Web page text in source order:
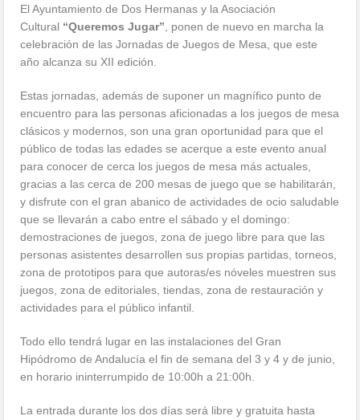
El Ayuntamiento de Dos Hermanas y la Asociación
Cultural “Queremos Jugar” , ponen de nuevo en marcha la
celebración de las Jornadas de Juegos de Mesa, que este
año alcanza su XII edición.
Estas jornadas, además de suponer un magnífico punto de
encuentro para las personas aficionadas a los juegos de mesa
clásicos y modernos, son una gran oportunidad para que el
público de todas las edades se acerque a este evento anual
para conocer de cerca los juegos de mesa más actuales,
gracias a las cerca de 200 mesas de juego que se habilitarán,
y disfrute con el gran abanico de actividades de ocio saludable
que se llevarán a cabo entre el sábado y el domingo:
demostraciones de juegos, zona de juego libre para que las
personas asistentes desarrollen sus propias partidas, torneos,
zona de prototipos para que autoras/es nóveles muestren sus
juegos, zona de editoriales, tiendas, zona de restauración y
actividades para el público infantil.
Todo ello tendrá lugar en las instalaciones del Gran
Hipódromo de Andalucía el fin de semana del 3 y 4 y de junio,
en horario ininterrumpido de 10:00h a 21:00h.
La entrada durante los dos días será libre y gratuita hasta